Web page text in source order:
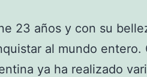
23 años y con su
al mundo
ya ha realizado